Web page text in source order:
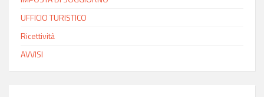
UFFICIO TURISTICO
Ricettività
AVVISI